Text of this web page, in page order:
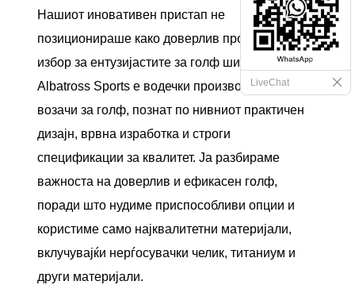
Нашиот иновативен пристап не
позиционираше како доверлив провајдер по
избор за ентузијастите за голф ширум светот.
Albatross Sports е водечки производител на
возачи за голф, познат по нивниот практичен
дизајн, врвна изработка и строги
спецификации за квалитет. Ја разбираме
важноста на доверлив и ефикасен голф,
поради што нудиме приспособливи опции и
користиме само најквалитетни материјали,
вклучувајќи нерѓосувачки челик, титаниум и
други материјали.
LiveChat